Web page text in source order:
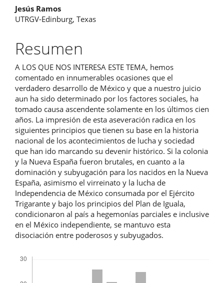
Contenido
principal
del
artículo
Jesús Ramos
UTRGV-Edinburg, Texas
Resumen
A LOS QUE NOS INTERESA ESTE TEMA, hemos
comentado en innumerables ocasiones que el
verdadero desarrollo de México y que a nuestro juicio
aun ha sido determinado por los factores sociales, ha
tomado causa ascendente solamente en los últimos cien
años. La impresión de esta aseveración radica en los
siguientes principios que tienen su base en la historia
nacional de los acontecimientos de lucha y sociedad
que han ido marcando su devenir histórico. Si la colonia
y la Nueva España fueron brutales, en cuanto a la
dominación y subyugación para los nacidos en la Nueva
España, asimismo el virreinato y la lucha de
Independencia de México consumada por el Ejército
Trigarante y bajo los principios del Plan de Iguala,
condicionaron al país a hegemonías parciales e inclusive
en el México independiente, se mantuvo esta
disociación entre poderosos y subyugados.